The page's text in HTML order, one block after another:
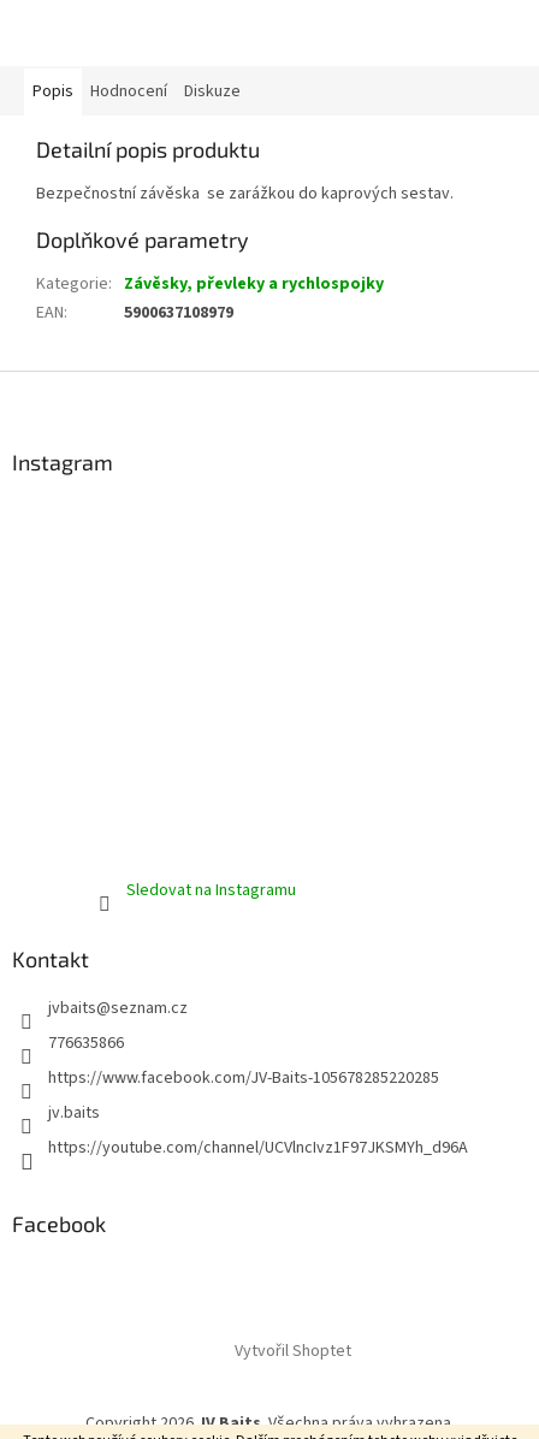
Popis Hodnocení Diskuze
Detailní popis produktu
Bezpečnostní závěska se zarážkou do kaprových sestav.
Doplňkové parametry
Kategorie: Závěsky, převleky a rychlospojky
EAN: 5900637108979
Instagram
Sledovat na Instagramu
Kontakt
jvbaits@seznam.cz
776635866
https://www.facebook.com/JV-Baits-105678285220285
jv.baits
https://youtube.com/channel/UCVlncIvz1F97JKSMYh_d96A
Facebook
Vytvořil Shoptet
Copyright 2026JV Baits. Všechna práva vyhrazena.